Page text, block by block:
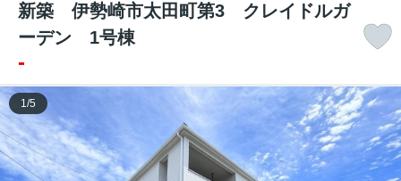
新築 伊勢崎市太田町第3 クレイドルガ
ーデン 1号棟
-
1/5